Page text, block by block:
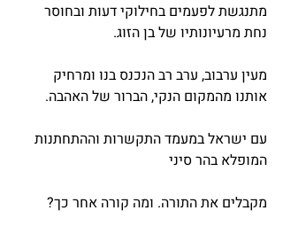
מתנגשת לפעמים בחילוקי דעות ובחוסר
נחת מרעיונותיו של בן הזוג.
מעין ערבוב, ערב רב הנכנס בנו ומרחיק
אותנו מהמקום הנקי, הברור של האהבה.
עם ישראל במעמד התקשרות וההתחתנות
המופלא בהר סיני
מקבלים את התורה. ומה קורה אחר כך?